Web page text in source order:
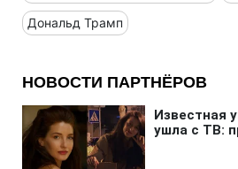
Дональд Трамп